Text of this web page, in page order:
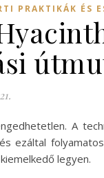
PRAKTIKÁK ÉS
A
ezáltal
legyen.